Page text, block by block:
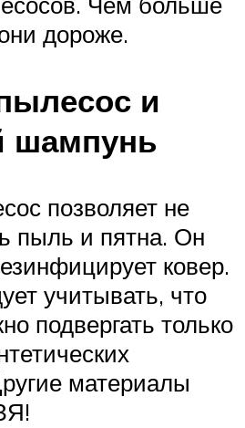
дороже.
и
шампунь
позволяет не
пыль и пятна. Он
ковер.
учитывать, что
подвергать только
материалы